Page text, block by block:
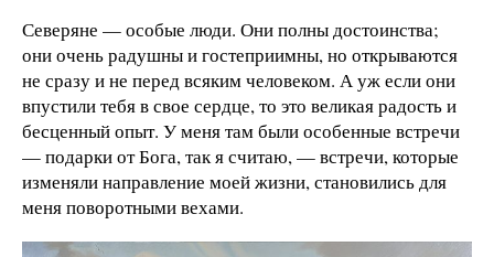
Северяне — особые люди. Они полны достоинства;
они очень радушны и гостеприимны, но открываются
не сразу и не перед всяким человеком. А уж если они
впустили тебя в свое сердце, то это великая радость и
бесценный опыт. У меня там были особенные встречи
— подарки от Бога, так я считаю, — встречи, которые
изменяли направление моей жизни, становились для
меня поворотными вехами.